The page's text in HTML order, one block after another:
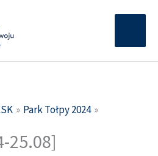
Park Tołpy 2024
25.08]